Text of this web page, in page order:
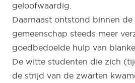
geloofwaardig.
Daarnaast ontstond binnen
gemeenschap steeds meer
goedbedoelde hulp van
De witte studenten die zich
de strijd van de zwarten